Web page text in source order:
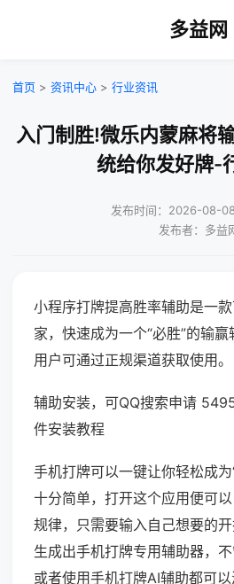
多益网
首页 > 资讯中心 > 行业资讯
入门制胜!微乐内蒙麻将
统给你发好牌-
发布时间：2026-08-
发布者：多益
小程序打牌提高胜率辅助是一
家，快速成为一个“必胜”的输
用户可通过正规渠道获取使用。
辅助安装，可QQ搜索申请
件安装教程
手机打牌可以一键让你轻松成
十分简单，打开这个应用便可
规律，只需要输入自己想要的
生成出手机打牌专用辅助器，
或者使用手机打牌AI辅助都可以